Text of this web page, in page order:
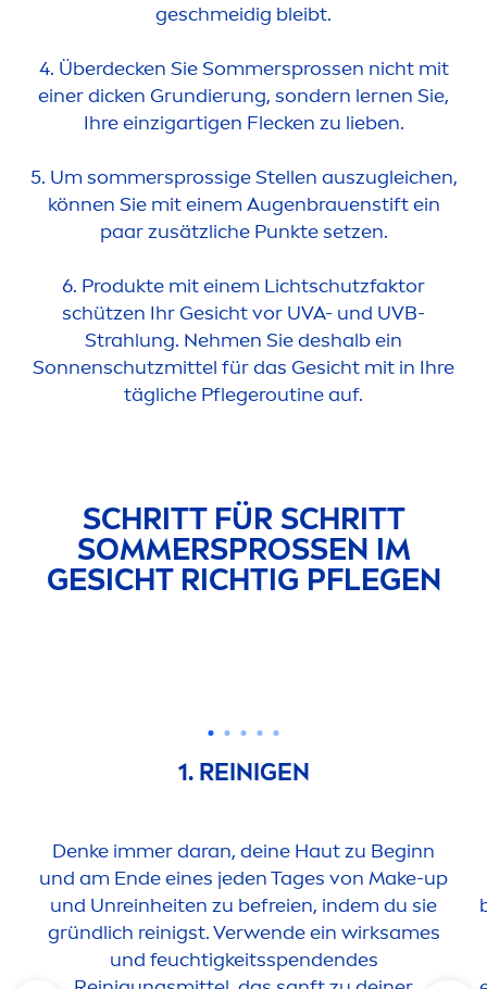
geschmeidig bleibt.
4. Überdecken Sie Sommersprossen nicht mit
einer dicken Grundierung, sondern lernen Sie,
Ihre einzigartigen Flecken zu lieben.
5. Um sommersprossige Stellen auszugleichen,
können Sie mit einem Augenbrauenstift ein
paar zusätzliche Punkte setzen.
6. Produkte mit einem Lichtschutzfaktor
schützen Ihr Gesicht vor UVA- und UVB-
Strahlung. Nehmen Sie deshalb ein
Sonnenschutzmittel für das Gesicht mit in Ihre
tägliche Pflegeroutine auf.
SCHRITT FÜR SCHRITT
SOMMERSPROSSEN IM
GESICHT RICHTIG PFLEGEN
1. REINIGEN
Denke immer daran, deine Haut zu Beginn
und am Ende eines jeden Tages von Make-up
und Unreinheiten zu befreien, indem du sie
gründlich reinigst. Verwende ein wirksames
und feuchtigkeitsspendendes